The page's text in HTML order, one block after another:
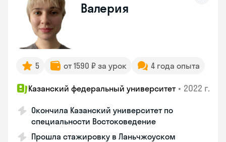
Валерия
5 от 1590 ₽ за урок 4 года опыта
Казанский федеральный университет • 2022 г.
Окончила Казанский университет по
специальности Востоковедение
Прошла стажировку в Ланьчжоуском